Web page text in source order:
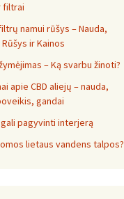
filtrai
namui rūšys – Nauda,
ir Kainos
– Ką svarbu žinoti?
apie CBD aliejų – nauda,
gandai
pagyvinti interjerą
lietaus vandens talpos?